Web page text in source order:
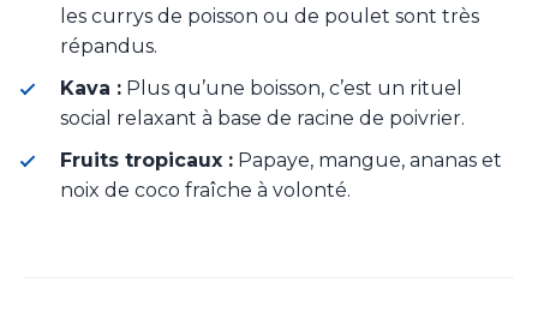
les currys de poisson ou de poulet sont très
répandus.
Kava : Plus qu’une boisson, c’est un rituel
social relaxant à base de racine de poivrier.
Fruits tropicaux : Papaye, mangue, ananas et
noix de coco fraîche à volonté.